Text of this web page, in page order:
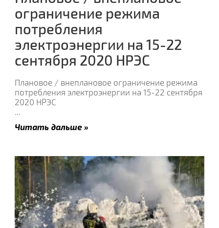
ограничение режима
потребления
электроэнергии на 15-22
сентября 2020 НРЭС
Плановое / внеплановое ограничение режима
потребления электроэнергии на 15-22 сентября
2020 НРЭС
...
Читать дальше »